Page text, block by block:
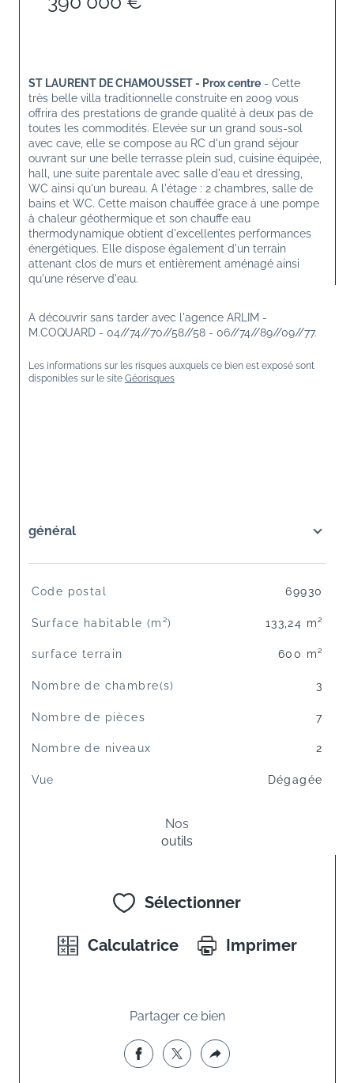
ST LAURENT DE CHAMOUSSET - Prox centre - Cette
très belle villa traditionnelle construite en 2009 vous
offrira des prestations de grande qualité à deux pas de
toutes les commodités. Elevée sur un grand sous-sol
avec cave, elle se compose au RC d'un grand séjour
ouvrant sur une belle terrasse plein sud, cuisine équipée,
hall, une suite parentale avec salle d'eau et dressing,
WC ainsi qu'un bureau. A l'étage : 2 chambres, salle de
bains et WC. Cette maison chauffée grace à une pompe
à chaleur géothermique et son chauffe eau
thermodynamique obtient d'excellentes performances
énergétiques. Elle dispose également d'un terrain
attenant clos de murs et entièrement aménagé ainsi
qu'une réserve d'eau.
A découvrir sans tarder avec l'agence ARLIM -
M.COQUARD - 04//74//70//58//58 - 06//74//89//09//77.
Les informations sur les risques auxquels ce bien est exposé sont
disponibles sur le site Géorisques
général
TRAD_SIROCCO_Caracteristique
Code postal 69930
Surface habitable (m²) 133,24 m²
surface terrain 600 m²
Nombre de chambre(s) 3
Nombre de pièces 7
Nombre de niveaux 2
Vue Dégagée
Nos
outils
Sélectionner
Calculatrice Imprimer
Partager ce bien